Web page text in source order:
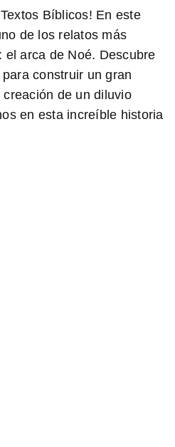
Bíblicos! En este
de los relatos más
arca de Noé. Descubre
construir un gran
de un diluvio
en esta increíble historia